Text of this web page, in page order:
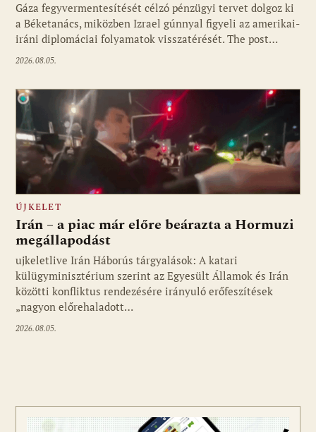
Gáza fegyvermentesítését célzó pénzügyi tervet dolgoz ki
a Béketanács, miközben Izrael gúnnyal figyeli az amerikai-
iráni diplomáciai folyamatok visszatérését. The post…
2026.08.05.
Fotó: ujkelet.live
ÚJKELET
Irán – a piac már előre beárazta a Hormuzi
megállapodást
ujkeletlive Irán Háborús tárgyalások: A katari
külügyminisztérium szerint az Egyesült Államok és Irán
közötti konfliktus rendezésére irányuló erőfeszítések
„nagyon előrehaladott…
2026.08.05.